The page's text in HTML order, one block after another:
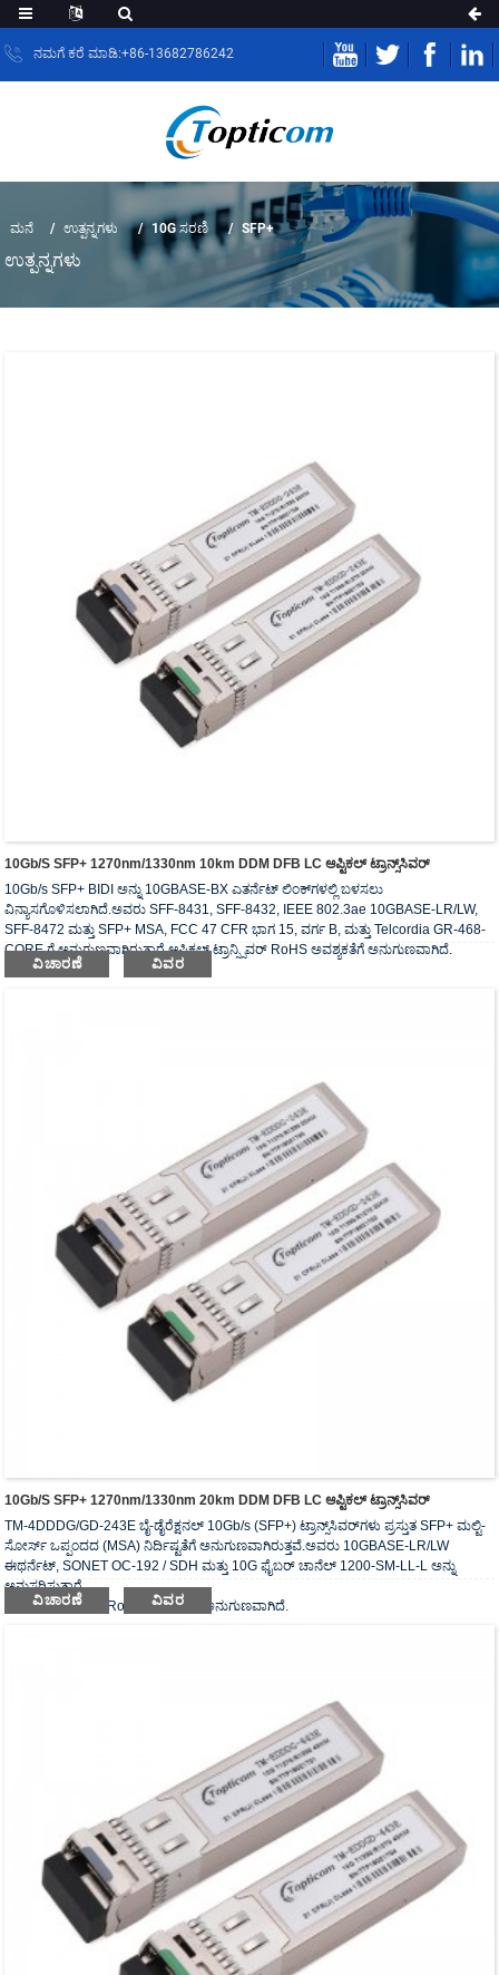
ನಮಗೆ ಕರೆ ಮಾಡಿ:+86-13682786242
ಮನೆ ಉತ್ಪನ್ನಗಳು 10G ಸರಣಿ SFP+
ಉತ್ಪನ್ನಗಳು
10Gb/s SFP+ 1270nm/1330nm 10km DDM DFB LC ಆಪ್ಟಿಕಲ್ ಟ್ರಾನ್ಸ್‌ಸಿವರ್
10Gb/s SFP+ BIDI ಅನ್ನು 10GBASE-BX ಎತರ್ನೆಟ್ ಲಿಂಕ್‌ಗಳಲ್ಲಿ ಬಳಸಲು
ವಿನ್ಯಾಸಗೊಳಿಸಲಾಗಿದೆ.ಅವರು SFF-8431, SFF-8432, IEEE 802.3ae 10GBASE-LR/LW,
SFF-8472 ಮತ್ತು SFP+ MSA, FCC 47 CFR ಭಾಗ 15, ವರ್ಗ B, ಮತ್ತು Telcordia GR-468-
CORE ಗೆ ಅನುಗುಣವಾಗಿರುತ್ತಾರೆ.ಆಪ್ಟಿಕಲ್ ಟ್ರಾನ್ಸ್ಸಿವರ್ RoHS ಅವಶ್ಯಕತೆಗೆ ಅನುಗುಣವಾಗಿದೆ.
ವಿಚಾರಣೆ ವಿವರ
10Gb/s SFP+ 1270nm/1330nm 20km DDM DFB LC ಆಪ್ಟಿಕಲ್ ಟ್ರಾನ್ಸ್‌ಸಿವರ್
TM-4DDDG/GD-243E ಬೈ-ಡೈರೆಕ್ಷನಲ್ 10Gb/s (SFP+) ಟ್ರಾನ್ಸ್‌ಸಿವರ್‌ಗಳು ಪ್ರಸ್ತುತ SFP+ ಮಲ್ಟಿ-
ಸೋರ್ಸ್ ಒಪ್ಪಂದದ (MSA) ನಿರ್ದಿಷ್ಟತೆಗೆ ಅನುಗುಣವಾಗಿರುತ್ತವೆ.ಅವರು 10GBASE-LR/LW
ಈಥರ್ನೆಟ್, SONET OC-192 / SDH ಮತ್ತು 10G ಫೈಬರ್ ಚಾನೆಲ್ 1200-SM-LL-L ಅನ್ನು
ಅನುಸರಿಸುತ್ತಾರೆ.
ಆಪ್ಟಿಕಲ್ ಟ್ರಾನ್ಸ್ಸಿವರ್ RoHS ಅವಶ್ಯಕತೆಗೆ ಅನುಗುಣವಾಗಿದೆ.
ವಿಚಾರಣೆ ವಿವರ